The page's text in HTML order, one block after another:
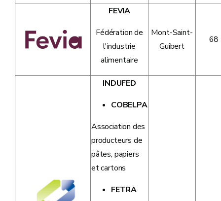
FEVIA
Fédération de
l'industrie
alimentaire
Mont-Saint-
Guibert
68
INDUFED
COBELPA
Association des
producteurs de
pâtes, papiers
et cartons
FETRA